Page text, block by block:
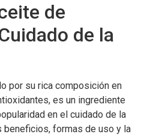
de
de la
por su rica composición en
es un ingrediente
en el cuidado de la
formas de uso y la